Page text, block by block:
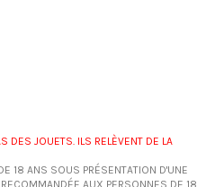
DES JOUETS. ILS RELÈVENT DE LA
18 ANS SOUS PRÉSENTATION D'UNE
AUX PERSONNES DE 18